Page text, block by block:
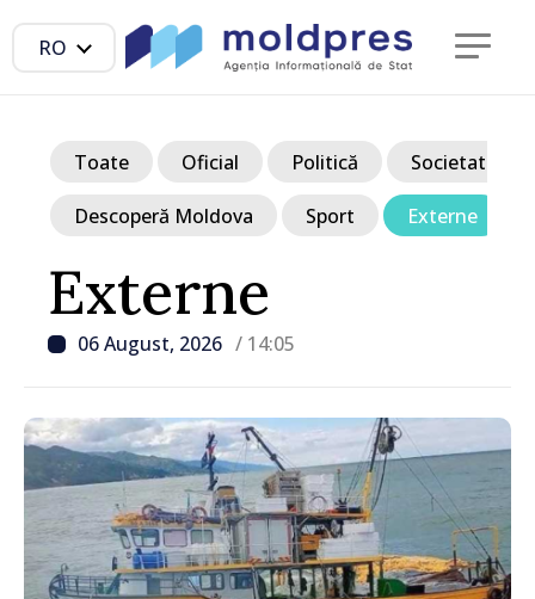
RO
Externe
06 August, 2026 / 14:05
Toate Oficial Politică Societate
Descoperă Moldova Sport Externe